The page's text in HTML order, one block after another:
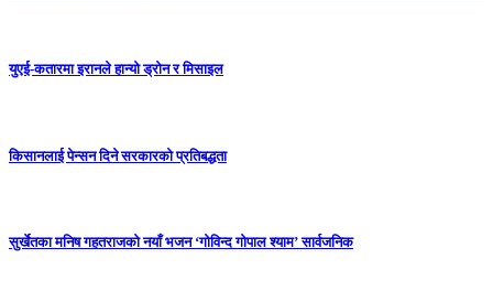
युएई-कतारमा इरानले हान्यो ड्रोन र मिसाइल
किसानलाई पेन्सन दिने सरकारको प्रतिबद्धता
सुर्खेतका मनिष गहतराजको नयाँ भजन ‘गोविन्द गोपाल श्याम’ सार्वजनिक